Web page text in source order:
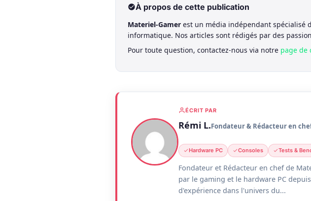
À propos de cette publication
Materiel-Gamer est un média indépendant spécialisé
informatique. Nos articles sont rédigés par des
Pour toute question, contactez-nous via notre page de
ÉCRIT PAR
Rémi L.Fondateur & Rédacteur en
Hardware PC Consoles Tests &
Fondateur et Rédacteur en chef de
par le gaming et le hardware PC
d'expérience dans l'univers du...